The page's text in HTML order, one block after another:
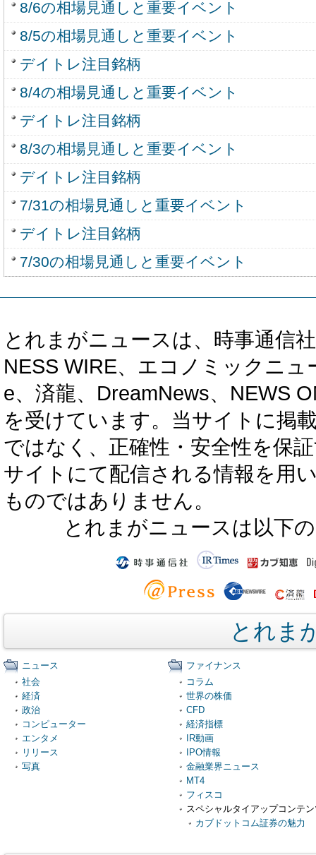
8/6の相場見通しと重要イベント
8/5の相場見通しと重要イベント
デイトレ注目銘柄
8/4の相場見通しと重要イベント
デイトレ注目銘柄
8/3の相場見通しと重要イベント
デイトレ注目銘柄
7/31の相場見通しと重要イベント
デイトレ注目銘柄
7/30の相場見通しと重要イベント
とれまがニュースは、時事通信
NESS WIRE、エコノミックニ
e、済龍、DreamNews、NEWS
を受けています。当サイトに掲
ではなく、正確性・安全性を保
サイトにて配信される情報を用
ものではありません。
とれまがニュースは以下
とれま
ニュース
社会
経済
政治
コンピューター
エンタメ
リリース
写真
ファイナンス
コラム
世界の株価
CFD
経済指標
IR動画
IPO情報
金融業界ニュース
MT4
フィスコ
スペシャルタイアップコンテ
カブドットコム証券の魅力